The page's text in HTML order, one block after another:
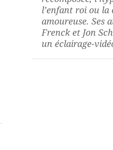
l’enfant roi ou la
amoureuse. Ses
Frenck et Jon
un éclairage-